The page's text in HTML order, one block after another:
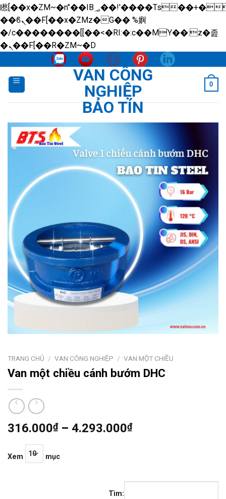
矁[��x�ZM~�n"��IB؃��!'����Тѕ��+��(m��IK�ʭ�/|
��ϐܢ��F[��x�ZMz�G�� %嬩
�/c��������[[��<�RI:�:c��MΎ��:z�졾
�ܢ��F[��R�ZM~�DSkip
content
VAN CÔNG
NGHIỆP
BẢO TÍN
0
TRANG CHỦ / VAN CÔNG NGHIỆP / VAN MỘT CHIỀU
Van một chiều cánh bướm DHC
316.000₫ – 4.293.000₫Khoảng
Xem mục
Tìm: